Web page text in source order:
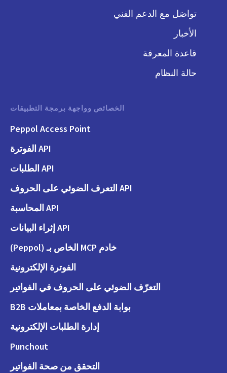
تواصَل مع الدعم الفني
الأخبار
قاعدة المعرفة
حالة النظام
الخصائص وواجهة برمجة التطبيقات
Peppol Access Point
API الفوترة
API الطلبات
API التعرف الضوئي على الحروف
API المحاسبة
API إثراء البيانات
خادم MCP الخاص بـ (Peppol)
الفوترة الإلكترونية
التعرّف الضوئي على الحروف في الفواتير
بوابة الدفع الخاصة بمعاملات B2B
إدارة الطلبات الإلكترونية
Punchout
التحقق من صحة الفواتير